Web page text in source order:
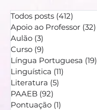
Todos posts (412)
Apoio ao Professor (32)
Aulão (3)
Curso (9)
Língua Portuguesa (19)
Linguística (11)
Literatura (5)
PAAEB (92)
Pontuação (1)